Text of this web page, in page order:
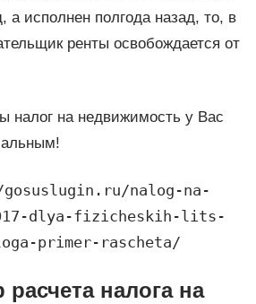
а исполнен полгода назад, то, в
ренты освобождается от
налог на недвижимость у Вас
nalog-na-
dlya-fizicheskih-lits-
primer-rascheta/
расчета налога на